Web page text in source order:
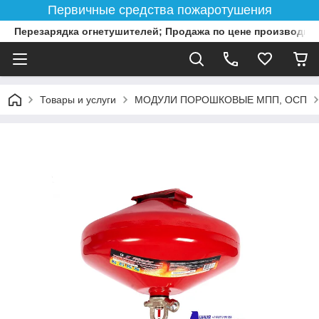
Первичные средства пожаротушения
Перезарядка огнетушителей; Продажа по цене
Товары и услуги МОДУЛИ ПОРОШКОВЫЕ МПП, ОСП